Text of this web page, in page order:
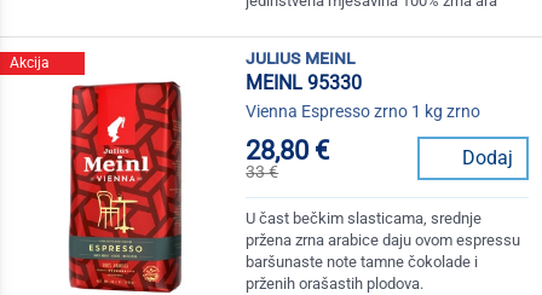
Akcija
julius meinl
MEINL 95330
Vienna Espresso zrno 1 kg zrno
28,80 €
33 €
Dodaj
U čast bečkim slasticama, srednje
pržena zrna arabice daju ovom espressu
baršunaste note tamne čokolade i
prženih orašastih plodova.